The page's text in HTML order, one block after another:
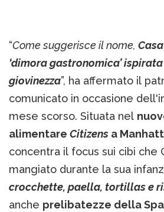
“Come suggerisce il nome,
‘dimora gastronomica’
giovinezza”, ha affermato il
comunicato in occasione
mese scorso. Situata nel
alimentare Citizens a
concentra il focus sui cibi che
mangiato durante la sua
crocchette, paella, tortillas e
anche prelibatezze della